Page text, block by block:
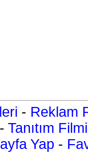
- Reklam
- Tanıtım Filmi
Yap -